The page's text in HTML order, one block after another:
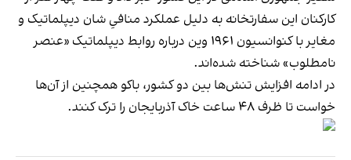
کارکنان این سفارتخانه به دلیل عملکرد منافیِ شان دیپلماتیک و
مغایر با کنوانسیون ۱۹۶۱ وین درباره روابط دیپلماتیک «عنصر
نامطلوب» شناخته شده‌اند.
در ادامه افزایش تنش‌ها بین دو کشور، باکو همچنین از آن‌ها
خواست تا ظرف ۴۸ ساعت خاک آذربایجان را ترک کنند.